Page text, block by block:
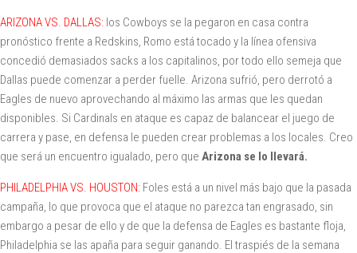
ARIZONA VS. DALLAS: los Cowboys se la pegaron en casa contra
pronóstico frente a Redskins, Romo está tocado y la línea ofensiva
concedió demasiados sacks a los capitalinos, por todo ello semeja que
Dallas puede comenzar a perder fuelle. Arizona sufrió, pero derrotó a
Eagles de nuevo aprovechando al máximo las armas que les quedan
disponibles. Si Cardinals en ataque es capaz de balancear el juego de
carrera y pase, en defensa le pueden crear problemas a los locales. Creo
que será un encuentro igualado, pero que Arizona se lo llevará.
PHILADELPHIA VS. HOUSTON: Foles está a un nivel más bajo que la pasada
campaña, lo que provoca que el ataque no parezca tan engrasado, sin
embargo a pesar de ello y de que la defensa de Eagles es bastante floja,
Philadelphia se las apaña para seguir ganando. El traspiés de la semana